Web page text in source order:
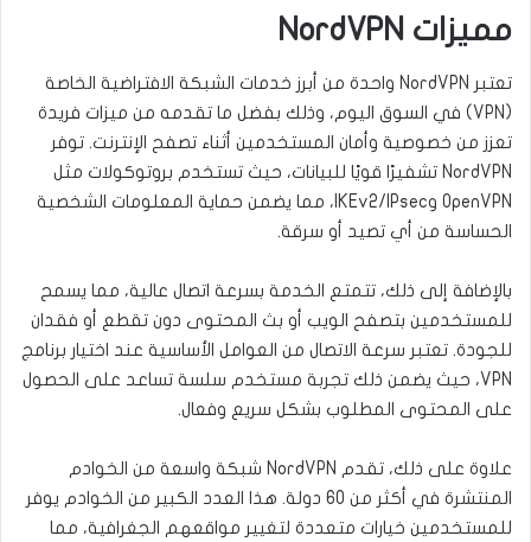
مميزات NordVPN
تعتبر NordVPN واحدة من أبرز خدمات الشبكة الافتراضية الخاصة
(VPN) في السوق اليوم، وذلك بفضل ما تقدمه من ميزات فريدة
تعزز من خصوصية وأمان المستخدمين أثناء تصفح الإنترنت. توفر
NordVPN تشفيرًا قويًا للبيانات، حيث تستخدم بروتوكولات مثل
OpenVPN وIKEv2/IPsec، مما يضمن حماية المعلومات الشخصية
الحساسة من أي تصيد أو سرقة.
بالإضافة إلى ذلك، تتمتع الخدمة بسرعة اتصال عالية، مما يسمح
للمستخدمين بتصفح الويب أو بث المحتوى دون تقطع أو فقدان
للجودة. تعتبر سرعة الاتصال من العوامل الأساسية عند اختيار برنامج
VPN، حيث يضمن ذلك تجربة مستخدم سلسة تساعد على الحصول
على المحتوى المطلوب بشكل سريع وفعال.
علاوة على ذلك، تقدم NordVPN شبكة واسعة من الخوادم
المنتشرة في أكثر من 60 دولة. هذا العدد الكبير من الخوادم يوفر
للمستخدمين خيارات متعددة لتغيير مواقعهم الجغرافية، مما